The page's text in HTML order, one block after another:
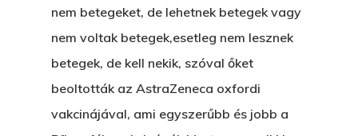
nem betegeket, de lehetnek betegek vagy
nem voltak betegek,esetleg nem lesznek
betegek, de kell nekik, szóval őket
beoltották az AstraZeneca oxfordi
vakcinájával, ami egyszerűbb és jobb a